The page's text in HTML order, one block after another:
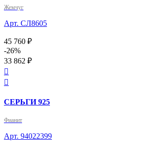
Жемчуг
Арт. СЛ8605
45 760 ₽
-26%
33 862 ₽


СЕРЬГИ 925
Фианит
Арт. 94022399